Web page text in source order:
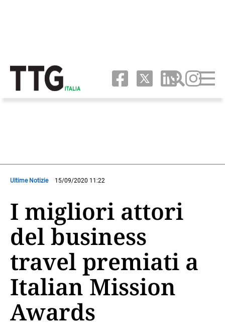
Ultime Notizie 15/09/2020 11:22
I migliori attori
del business
travel premiati a
Italian Mission
Awards